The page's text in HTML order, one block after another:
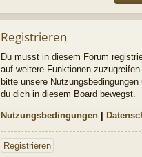
Registrieren
Du musst in diesem Forum
auf weitere Funktionen
bitte unsere
du dich in diesem Board bewegst.
Nutzungsbedingungen |
Registrieren